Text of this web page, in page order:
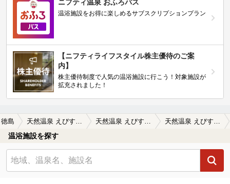
ニフティ温泉 おふろパス
温浴施設をお得に楽しめるサブスクリプションプラン
【ニフティライフスタイル株主優待のご案
内】
株主優待制度で人気の温浴施設に行こう！対象施設が
拡充されました！
徳島 天然温泉 えびすの湯 天然温泉 えびすの湯の口コミ一覧 天然温泉 えびすの湯の口コミ レストランがリニューアルしましたので是非
温浴施設を探す